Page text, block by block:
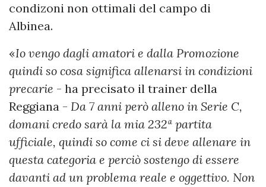
condizoni non ottimali del campo di
Albinea.
«Io vengo dagli amatori e dalla Promozione
quindi so cosa significa allenarsi in condizioni
precarie - ha precisato il trainer della
Reggiana - Da 7 anni però alleno in Serie C,
domani credo sarà la mia 232ª partita
ufficiale, quindi so come ci si deve allenare in
questa categoria e perciò sostengo di essere
davanti ad un problema reale e oggettivo. Non